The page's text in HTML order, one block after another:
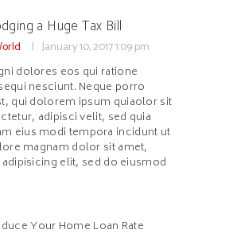
a Huge Tax Bill
January 10, 20171:09 pm
dolores eos qui ratione
nesciunt. Neque porro
qui dolorem ipsum quiaolor sit
adipisci velit, sed quia
eius modi tempora incidunt ut
magnam dolor sit amet,
elit, sed do eiusmod